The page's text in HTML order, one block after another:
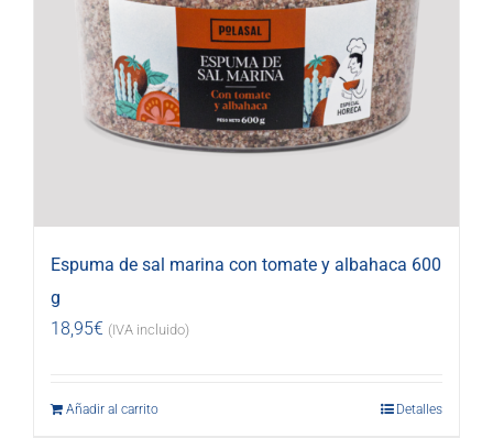
Espuma de sal marina con tomate y albahaca 600
g
18,95€ (IVA incluido)
Añadir al carrito Detalles